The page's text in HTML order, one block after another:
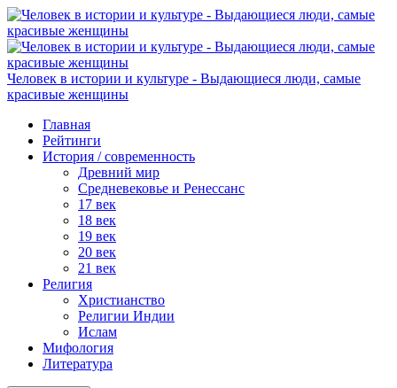
Человек в истории и культуре - Выдающиеся люди, самые
красивые женщины
Главная
Рейтинги
История / современность
Древний мир
Средневековье и Ренессанс
17 век
18 век
19 век
20 век
21 век
Религия
Христианство
Религии Индии
Ислам
Мифология
Литература